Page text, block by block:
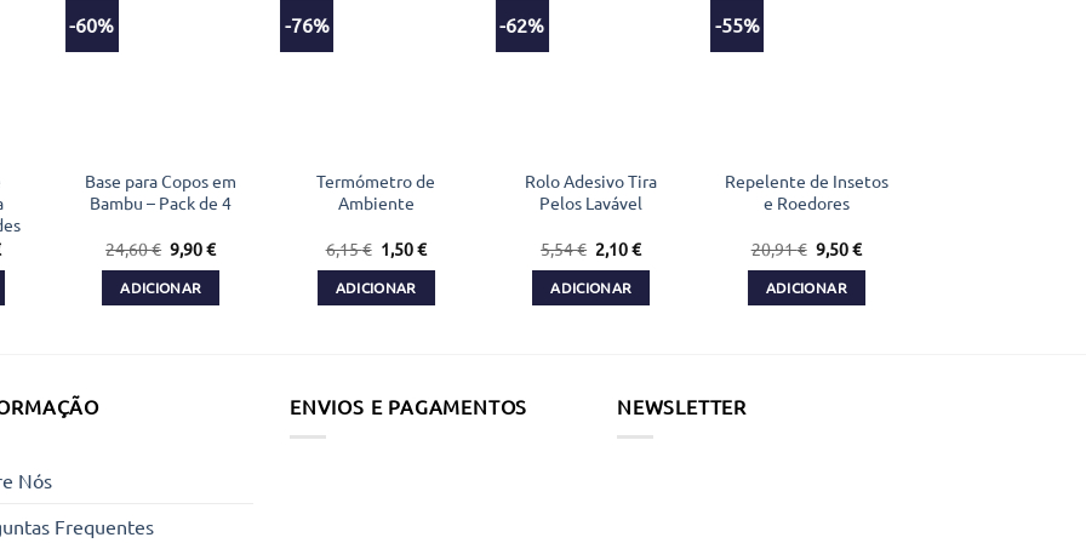
O
-60%
Base para Copos em
Bambu – Pack de 4
24,60€ O
preço
original
era:
9,90€O
ADICIONAR
-76%
Termómetro de
Ambiente
6,15€ O
preço
original
era:
1,50€O
ADICIONAR
-62%
Rolo Adesivo Tira
Pelos Lavável
5,54€ O
preço
original
era:
2,10€O
ADICIONAR
-55%
Repelente de Insetos
e Roedores
20,91€ O
preço
original
era:
9,50€O
ADICIONAR
Nós
Frequentes
ENVIOS E PAGAMENTOS NEWSLETTER